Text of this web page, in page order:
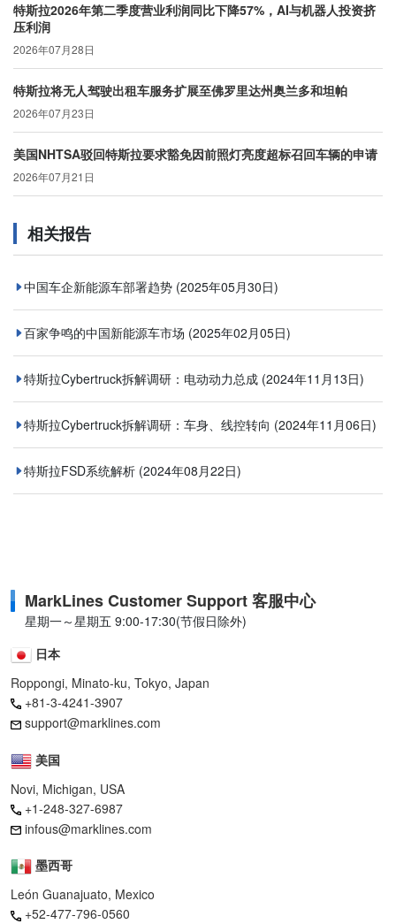
特斯拉2026年第二季度营业利润同比下降57%，AI与机器人投资挤
压利润
2026年07月28日
特斯拉将无人驾驶出租车服务扩展至佛罗里达州奥兰多和坦帕
2026年07月23日
美国NHTSA驳回特斯拉要求豁免因前照灯亮度超标召回车辆的申请
2026年07月21日
相关报告
中国车企新能源车部署趋势 (2025年05月30日)
百家争鸣的中国新能源车市场 (2025年02月05日)
特斯拉Cybertruck拆解调研：电动动力总成 (2024年11月13日)
特斯拉Cybertruck拆解调研：车身、线控转向 (2024年11月06日)
特斯拉FSD系统解析 (2024年08月22日)
MarkLines Customer Support 客服中心
星期一～星期五 9:00-17:30(节假日除外)
日本
Roppongi, Minato-ku, Tokyo, Japan
+81-3-4241-3907
support@marklines.com
美国
Novi, Michigan, USA
+1-248-327-6987
infous@marklines.com
墨西哥
León Guanajuato, Mexico
+52-477-796-0560